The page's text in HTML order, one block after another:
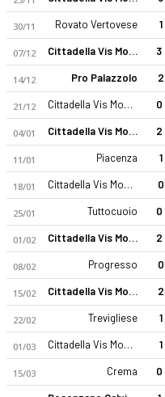
Cittadella Vis Modena 25-
30/11 Rovato Vertovese
07/12 Cittadella Vis Modena 3
14/12 Pro Palazzolo
21/12 Cittadella Vis Modena 0
04/01 Cittadella Vis Modena 2
11/01 Piacenza
18/01 Cittadella Vis Modena
25/01 Tuttocuoio 0
01/02 Cittadella Vis Modena 2
08/02 Progresso
15/02 Cittadella Vis Modena
22/02 Trevigliese
01/03 Cittadella Vis Modena
15/03 Crema 0